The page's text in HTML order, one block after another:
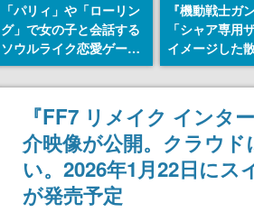
「パリィ」や「ローリン
グ」で女の子と会話する
ソウルライク恋愛ゲーム
『小早川さんはソウルラ
イク』無料公開。返事に
失敗すると「YOU
DIED」
『機動戦士ガ
「シャア専用
イメージした
リールが予約
にはシャアの
マークやジオ
エンブレム、
どを配置
『FF7 リメイク インタ
介映像が公開。クラウ
い。2026年1月22日に
が発売予定